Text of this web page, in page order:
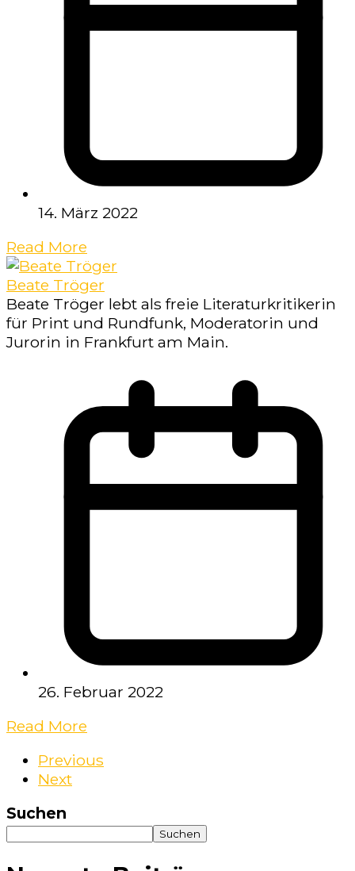
14. März 2022
Read More
Beate Tröger
Beate Tröger lebt als freie Literaturkritikerin
für Print und Rundfunk, Moderatorin und
Jurorin in Frankfurt am Main.
26. Februar 2022
Read More
Previous
Next
Suchen
Suchen